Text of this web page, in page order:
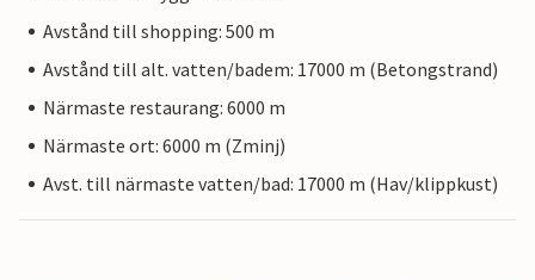
Avstånd till shopping: 500 m
Avstånd till alt. vatten/badem: 17000 m (Betongstrand)
Närmaste restaurang: 6000 m
Närmaste ort: 6000 m (Zminj)
Avst. till närmaste vatten/bad: 17000 m (Hav/klippkust)